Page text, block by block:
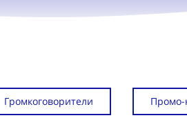
Громкоговорители Промо-